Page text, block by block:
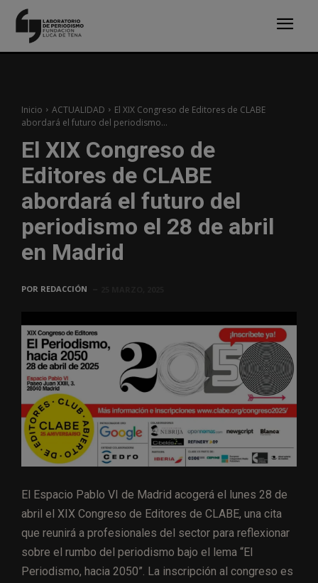
Inicio ACTUALIDAD
El XIX Congreso de Editores de CLABE
abordará el futuro del periodismo...
El XIX Congreso de
Editores de CLABE
abordará el futuro del
periodismo el 28 de abril
en Madrid
POR REDACCIÓN
El Espacio Pablo VI de Madrid acogerá el lunes 28 de
abril el XIX Congreso de Editores de CLABE, una cita
que reunirá a profesionales del sector para reflexionar
sobre el rumbo del periodismo bajo el lema “El
Periodismo, hacia 2050”. La inscripción al congreso es